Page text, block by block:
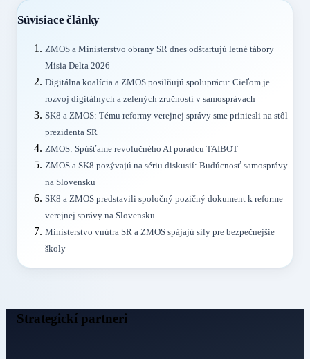
Súvisiace články
ZMOS a Ministerstvo obrany SR dnes odštartujú letné tábory
Misia Delta 2026
Digitálna koalícia a ZMOS posilňujú spoluprácu: Cieľom je
rozvoj digitálnych a zelených zručností v samosprávach
SK8 a ZMOS: Tému reformy verejnej správy sme priniesli na stôl
prezidenta SR
ZMOS: Spúšťame revolučného AI poradcu TAIBOT
ZMOS a SK8 pozývajú na sériu diskusií: Budúcnosť samosprávy
na Slovensku
SK8 a ZMOS predstavili spoločný pozičný dokument k reforme
verejnej správy na Slovensku
Ministerstvo vnútra SR a ZMOS spájajú sily pre bezpečnejšie
školy
Strategickí partneri